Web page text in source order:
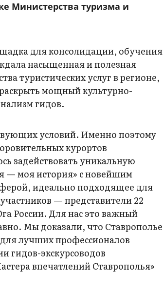
Министерства туризма и
для консолидации, обучения
насыщенная и полезная
туристических услуг в регионе,
мощный культурно-
гидов.
условий. Именно поэтому
курортов
задействовать уникальную
— моя история» с новейшим
идеально подходящее для
— представители 22
России. Для нас это важный
Мы доказали, что Ставрополье
лучших профессионалов
гидов-экскурсоводов
впечатлений Ставрополья»